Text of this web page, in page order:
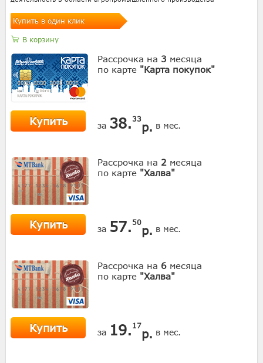
Купить в один клик
В корзину
Рассрочка на 3 месяца
по карте "Карта покупок"
Купить за 38. 33
р. в мес.
Рассрочка на 2 месяца
по карте "Халва"
Купить за 57. 50
р. в мес.
Рассрочка на 6 месяца
по карте "Халва"
Купить за 19. 17
р. в мес.